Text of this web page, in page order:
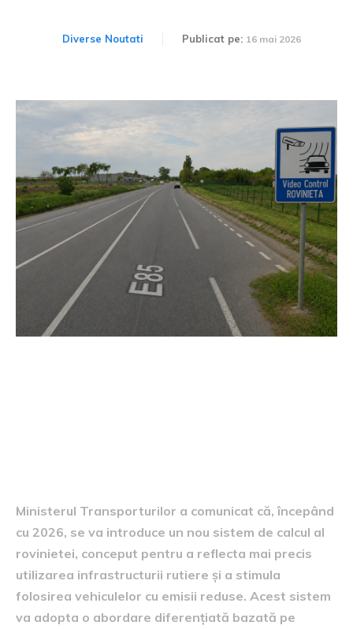
Diverse Noutati Publicat pe: 16 mai 2026
Ministerul Transporturilor a comunicat că, începând
cu 2026, se va introduce un nou sistem de calcul al
rovinietei, conceput pentru a reflecta mai precis
utilizarea infrastructurii rutiere și a stimula
folosirea vehiculelor cu emisii reduse. Acest sistem
va adopta o abordare diferențiată bazată pe